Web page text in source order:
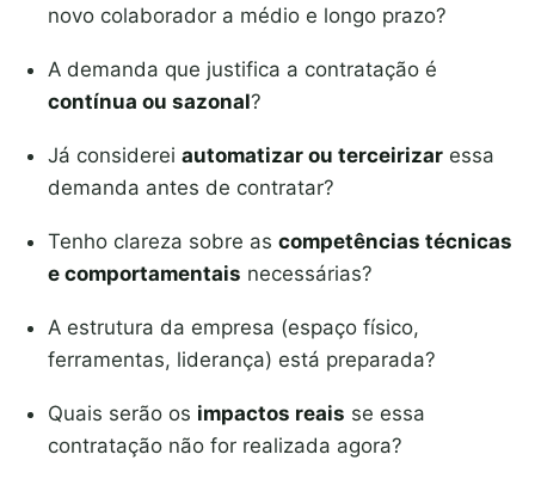
novo colaborador a médio e longo prazo?
A demanda que justifica a contratação é
contínua ou sazonal?
Já considerei automatizar ou terceirizaressa
demanda antes de contratar?
Tenho clareza sobre as competências técnicas
e comportamentais necessárias?
A estrutura da empresa (espaço físico,
ferramentas, liderança) está preparada?
Quais serão os impactos reais se essa
contratação não for realizada agora?